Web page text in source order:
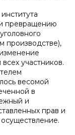
превращению
производстве),
участников.
весомой
в
и
прав и